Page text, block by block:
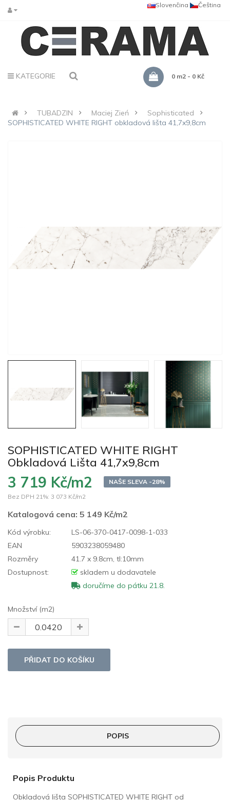
Čeština
Slovenčina
KATEGORIE 0 m2 - 0 Kč
TUBADZIN Maciej Zień
Sophisticated
SOPHISTICATED WHITE RIGHT obkladová lišta 41,7x9,8cm
SOPHISTICATED WHITE RIGHT
Obkladová Lišta 41,7x9,8cm
3 719 Kč/m2
NAŠE SLEVA -28%
Bez DPH 21%: 3 073 Kč/m2
Katalogová cena: 5 149 Kč/m2
Kód výrobku:
LS-06-370-0417-0098-1-033
EAN
5903238059480
Rozměry
41.7 x 9.8cm, tl:10mm
Dostupnost:
skladem u dodavatele
doručíme do pátku 21.8.
Množství (m2)
POPIS
Popis Produktu
Obkladová lišta SOPHISTICATED WHITE RIGHT od